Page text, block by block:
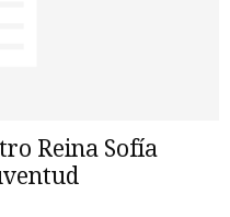
Reina Sofía